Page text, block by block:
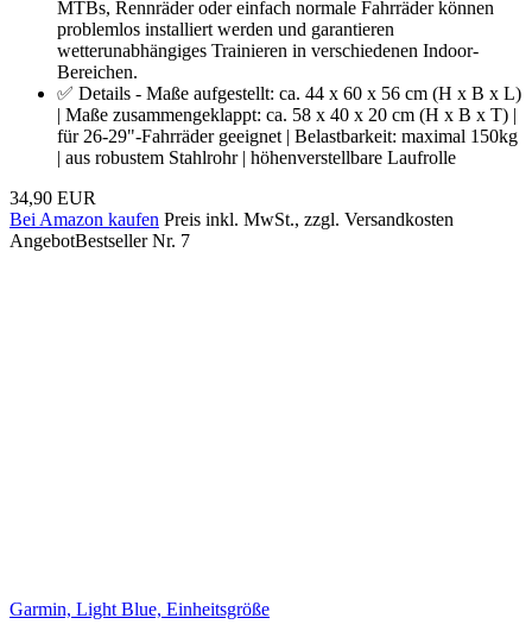
MTBs, Rennräder oder einfach normale Fahrräder können
problemlos installiert werden und garantieren
wetterunabhängiges Trainieren in verschiedenen Indoor-
Bereichen.
✅ Details - Maße aufgestellt: ca. 44 x 60 x 56 cm (H x B x L)
| Maße zusammengeklappt: ca. 58 x 40 x 20 cm (H x B x T) |
für 26-29"-Fahrräder geeignet | Belastbarkeit: maximal 150kg
| aus robustem Stahlrohr | höhenverstellbare Laufrolle
34,90 EUR
Bei Amazon kaufen Preis inkl. MwSt., zzgl. Versandkosten
AngebotBestseller Nr. 7
Garmin, Light Blue, Einheitsgröße